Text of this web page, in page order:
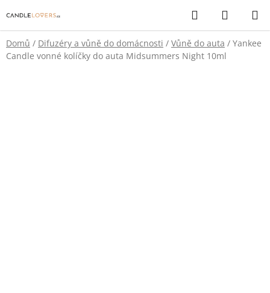
na
obsah
Hledat
KOŠÍK
Domů / Difuzéry a vůně do domácnosti / Vůně do auta / Yankee
Candle vonné kolíčky do auta Midsummers Night 10ml